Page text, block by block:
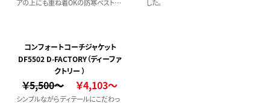
アの上にも重ね着OKの防寒ベスト。
した。
コンフォートコーチジャケット
DF5502 D-FACTORY（ディーファ
クトリー ）
￥5,500～ ￥4,103～
シンプルながらディテールにこだわっ